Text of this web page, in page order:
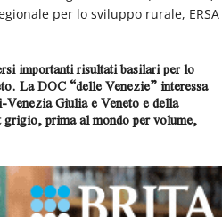
per lo sviluppo rurale, ERSA
importanti risultati basilari per lo
La DOC “delle Venezie” interessa
Giulia e Veneto e della
prima al mondo per volume,